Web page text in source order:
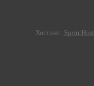
Хостинг: SprintHost